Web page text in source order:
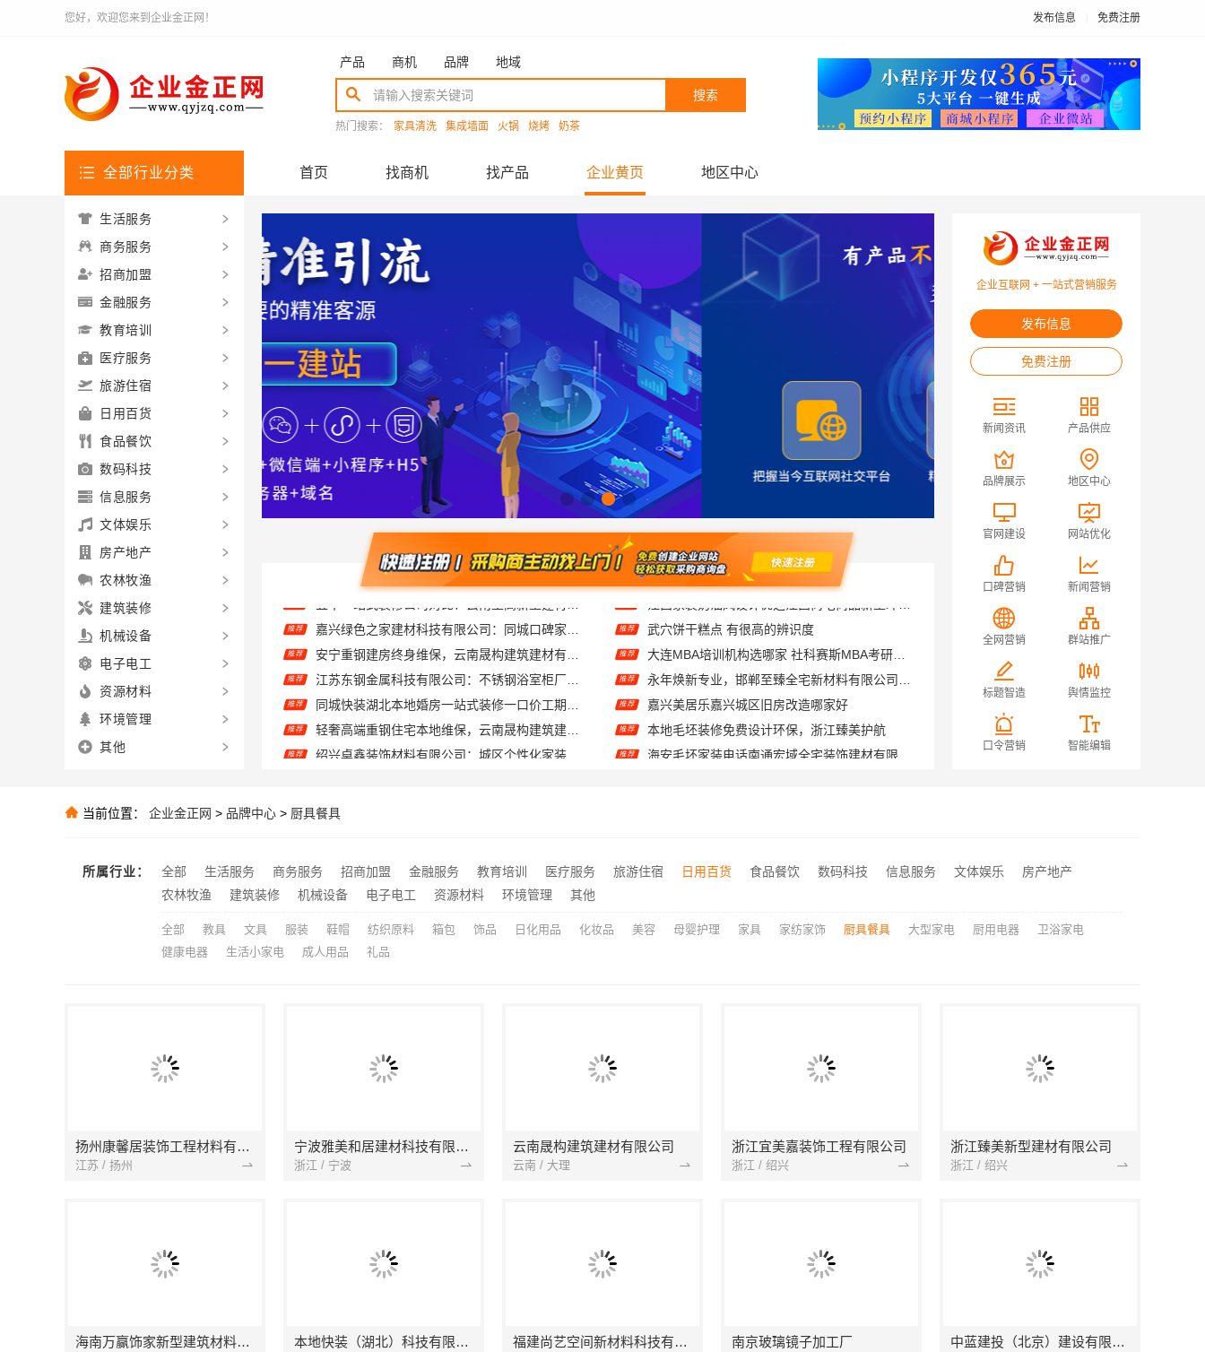
您好，欢迎您来到企业金正网！ 发布信息 免费注册
产品 商机 品牌 地域
搜索
热门搜索： 家具清洗 集成墙面 火锅 烧烤 奶茶
全部行业分类 首页 找商机 找产品 企业黄页 地区中心
推荐 嘉兴绿色之家建材科技有限公司：同城口碑家装机构实惠
推荐 安宁重钢建房终身维保，云南晟构建筑建材有限公司
推荐 江苏东钢金属科技有限公司：不锈钢浴室柜厂家江浙沪加盟
推荐 同城快装湖北本地婚房一站式装修一口价工期保障
推荐 轻奢高端重钢住宅本地维保，云南晟构建筑建材有限公司售后
推荐 绍兴卓鑫装饰材料有限公司：城区个性化家装免费上门量房
推荐
推荐 精匠饰家-广州市区毛坯房家装设计口碑优选
推荐 武穴饼干糕点 有很高的辨识度
推荐
推荐 永年焕新专业，邯郸至臻全宅新材料有限公司专注全屋整装解决方案
推荐 嘉兴美居乐嘉兴城区旧房改造哪家好
推荐 本地毛坯装修免费设计环保，浙江臻美护航
推荐
推荐 嘉兴秀洲家装设计环保材料推荐嘉兴美派建材
企业互联网 + 一站式营销服务
发布信息
免费注册
新闻资讯 产品供应
品牌展示 地区中心
官网建设 网站优化
口碑营销 新闻营销
全网营销 群站推广
标题智造 舆情监控
口令营销 智能编辑
生活服务
商务服务
招商加盟
金融服务
教育培训
医疗服务
旅游住宿
日用百货
食品餐饮
数码科技
信息服务
文体娱乐
房产地产
农林牧渔
建筑装修
机械设备
电子电工
资源材料
环境管理
其他
当前位置： 企业金正网 > 品牌中心 > 厨具餐具
所属行业： 全部 生活服务 商务服务 招商加盟 金融服务 教育培训 医疗服务 旅游住宿 日用百货 食品餐饮 数码科技 信息服务 文体娱乐
房产地产
农林牧渔
建筑装修 机械设备 电子电工 资源材料 环境管理 其他
全部 教具 文具 服装 鞋帽 纺织原料 箱包 饰品 日化用品 化妆品 美容 母婴护理 家具 家纺家饰 厨具餐具 大型家电 厨用电器
卫浴家电
健康电器
生活小家电 成人用品 礼品
扬州康馨居装饰工程材料有限公司
江苏 / 扬州
宁波雅美和居建材科技有限公司
浙江 / 宁波
云南晟构建筑建材有限公司
云南 / 大理
浙江宜美嘉装饰工程有限公司
浙江 / 绍兴
浙江臻美新型建材有限公司
浙江 / 绍兴
海南万赢饰家新型建筑材料有限公司 本地快装（湖北）科技有限公司 福建尚艺空间新材料科技有限公司 南京玻璃镜子加工厂 中蓝建投（北京）建设有限公司四川第一分公司